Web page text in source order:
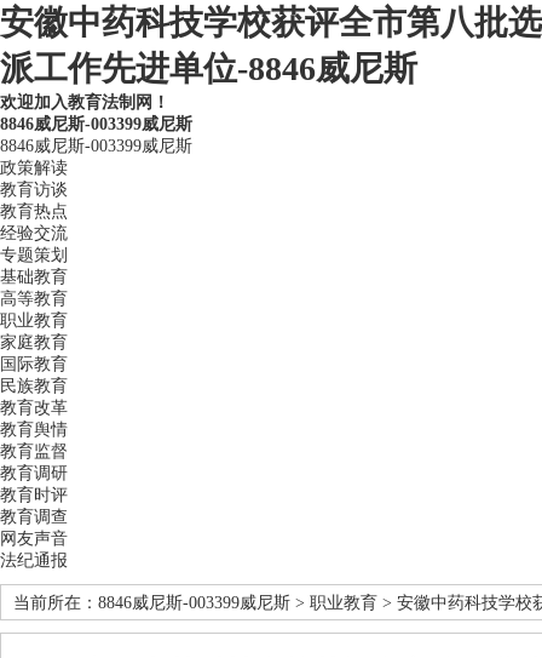
安徽中药科技学校获评全市第八批选
派工作先进单位-8846威尼斯
欢迎加入教育法制网！
8846威尼斯-003399威尼斯
8846威尼斯-003399威尼斯
政策解读
教育访谈
教育热点
经验交流
专题策划
基础教育
高等教育
职业教育
家庭教育
国际教育
民族教育
教育改革
教育舆情
教育监督
教育调研
教育时评
教育调查
网友声音
法纪通报
当前所在： 8846威尼斯-003399威尼斯 > 职业教育 > 安徽中药科技学校